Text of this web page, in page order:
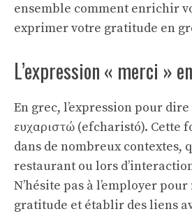
ensemble comment enrichir
exprimer votre gratitude en
L’expression « merci »
En grec, l’expression pour dire
ευχαριστώ (efcharistó). Cette
dans de nombreux contextes,
restaurant ou lors
N’hésite pas à l’employer
gratitude et établir des liens